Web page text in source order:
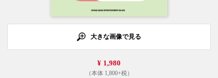
大きな画像で見る
¥ 1,980
（本体 1,800+税）